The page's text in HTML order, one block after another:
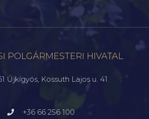
POLGÁRMESTERI HIVATAL
Újkígyós, Kossuth Lajos u. 41.
+36 66 256 100